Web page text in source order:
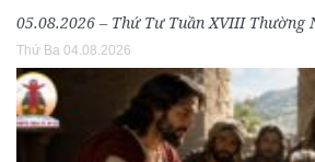
05.08.2026 – Thứ Tư Tuần XVIII Thường
Thứ Ba 04.08.2026